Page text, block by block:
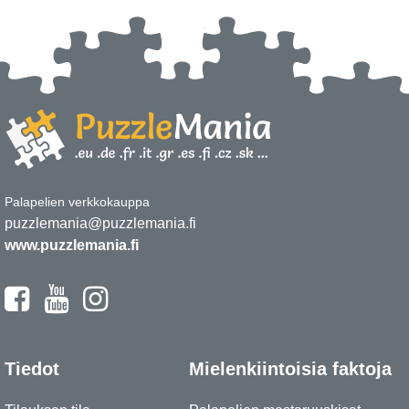
Palapelien verkkokauppa
puzzlemania@puzzlemania.fi
www.puzzlemania.fi
Tiedot Mielenkiintoisia faktoja